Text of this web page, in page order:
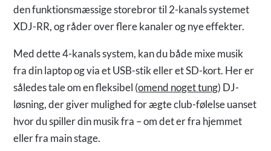
den funktionsmæssige storebror til 2-kanals systemet
XDJ-RR, og råder over flere kanaler og nye effekter.
Med dette 4-kanals system, kan du både mixe musik
fra din laptop og via et USB-stik eller et SD-kort. Her er
således tale om en fleksibel (omend noget tung) DJ-
løsning, der giver mulighed for ægte club-følelse uanset
hvor du spiller din musik fra – om det er fra hjemmet
eller fra main stage.